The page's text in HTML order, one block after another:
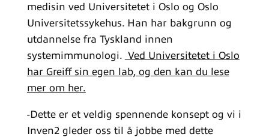
medisin ved Universitetet i Oslo og Oslo
Universitetssykehus. Han har bakgrunn og
utdannelse fra Tyskland innen
systemimmunologi. Ved Universitetet i Oslo
har Greiff sin egen lab, og den kan du lese
mer om her.
-Dette er et veldig spennende konsept og vi i
Inven2 gleder oss til å jobbe med dette